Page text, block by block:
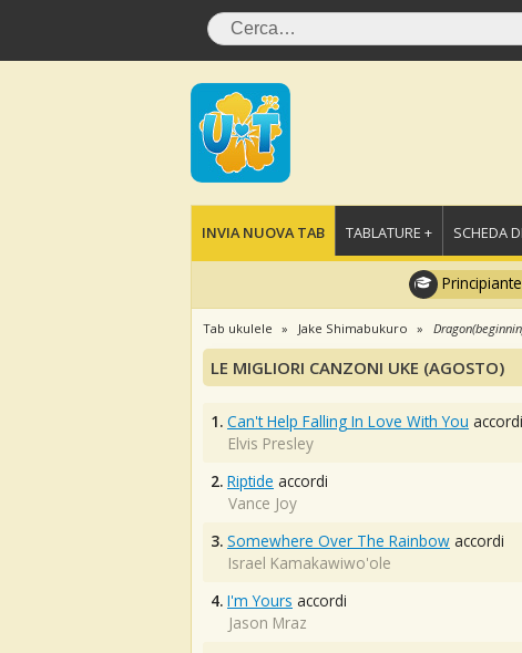
INVIA NUOVA TAB TABLATURE + SCHEDA
Tab ukulele Jake Shimabukuro
LE MIGLIORI CANZONI UKE (AGOSTO)
1. Can't Help Falling In Love With You accordi
Elvis Presley
2. Riptide accordi
Vance Joy
3. Somewhere Over The Rainbow accordi
Israel Kamakawiwo'ole
4. I'm Yours accordi
Jason Mraz